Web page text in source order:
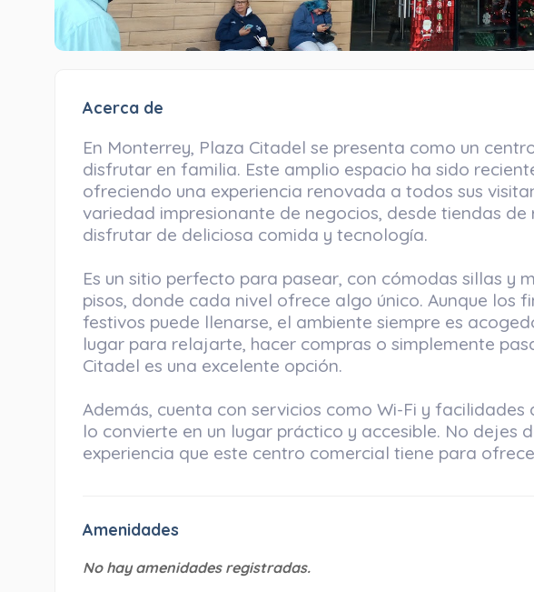
Acerca de
En Monterrey, Plaza Citadel se presenta como un
disfrutar en familia. Este amplio espacio ha sido
ofreciendo una experiencia renovada a todos sus
variedad impresionante de negocios, desde tiendas
disfrutar de deliciosa comida y tecnología.
Es un sitio perfecto para pasear, con cómodas sillas y
pisos, donde cada nivel ofrece algo único. Aunque los
festivos puede llenarse, el ambiente siempre es
lugar para relajarte, hacer compras o simplemente
Citadel es una excelente opción.
Además, cuenta con servicios como Wi-Fi y
lo convierte en un lugar práctico y accesible. No dejes
experiencia que este centro comercial tiene para
Amenidades
No hay amenidades registradas.